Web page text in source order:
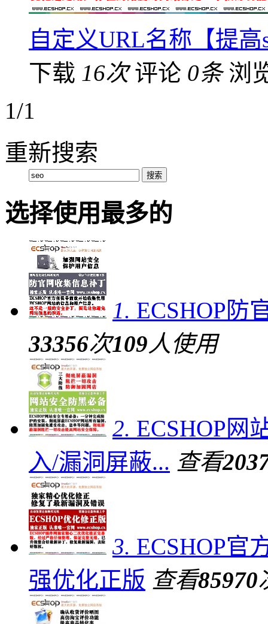
自定义URL名称【提
下载 16次 评论 0条 浏
1/1
重新搜索
选择使用最多的
1. ECSHOP防
33356次109人使用
2. ECSHOP网
入/漏洞屏蔽... 查看
3. ECSHOP官
强优化正版 查看85970